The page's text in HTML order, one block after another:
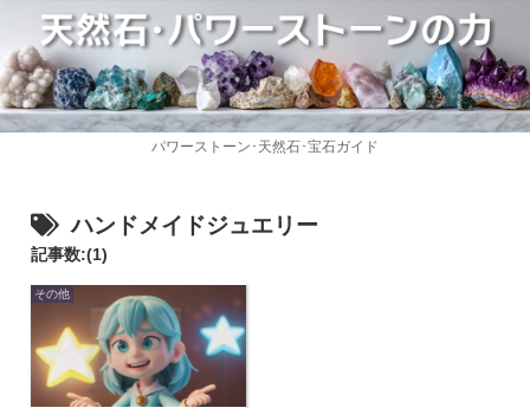
パワーストーン･天然石･宝石ガイド
ハンドメイドジュエリー
記事数:(1)
その他